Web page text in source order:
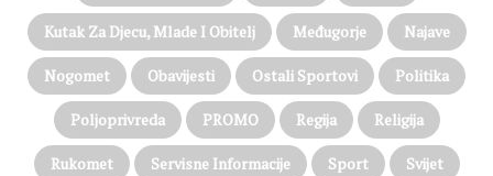
Kutak Za Djecu, Mlade I Obitelj Međugorje Najave
Nogomet Obavijesti Ostali Sportovi Politika
Poljoprivreda PROMO Regija Religija
Rukomet Servisne Informacije Sport Svijet